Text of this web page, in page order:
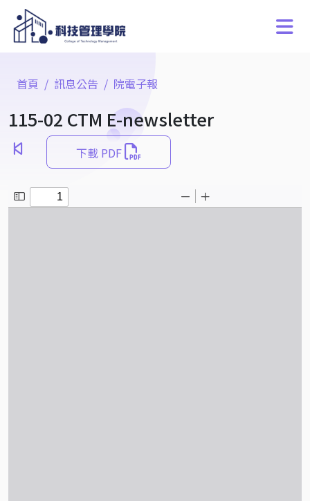
首頁 訊息公告 院電子報
115-02 CTM E-newsletter
下載 PDF